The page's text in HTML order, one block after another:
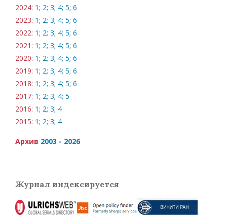
2024: 1; 2; 3; 4; 5; 6
2023: 1; 2; 3; 4; 5; 6
2022: 1; 2; 3; 4; 5; 6
2021: 1; 2; 3; 4; 5; 6
2020: 1; 2; 3; 4; 5; 6
2019: 1; 2; 3; 4; 5; 6
2018: 1; 2; 3; 4; 5; 6
2017: 1; 2; 3; 4; 5
2016: 1; 2; 3; 4
2015: 1; 2; 3; 4
Архив 2003 - 2026
Журнал индексируется